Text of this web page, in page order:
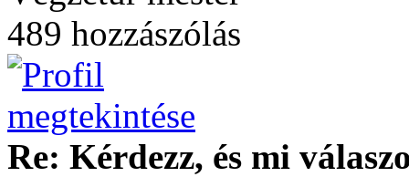
489 hozzászólás
Re: Kérdezz, és mi